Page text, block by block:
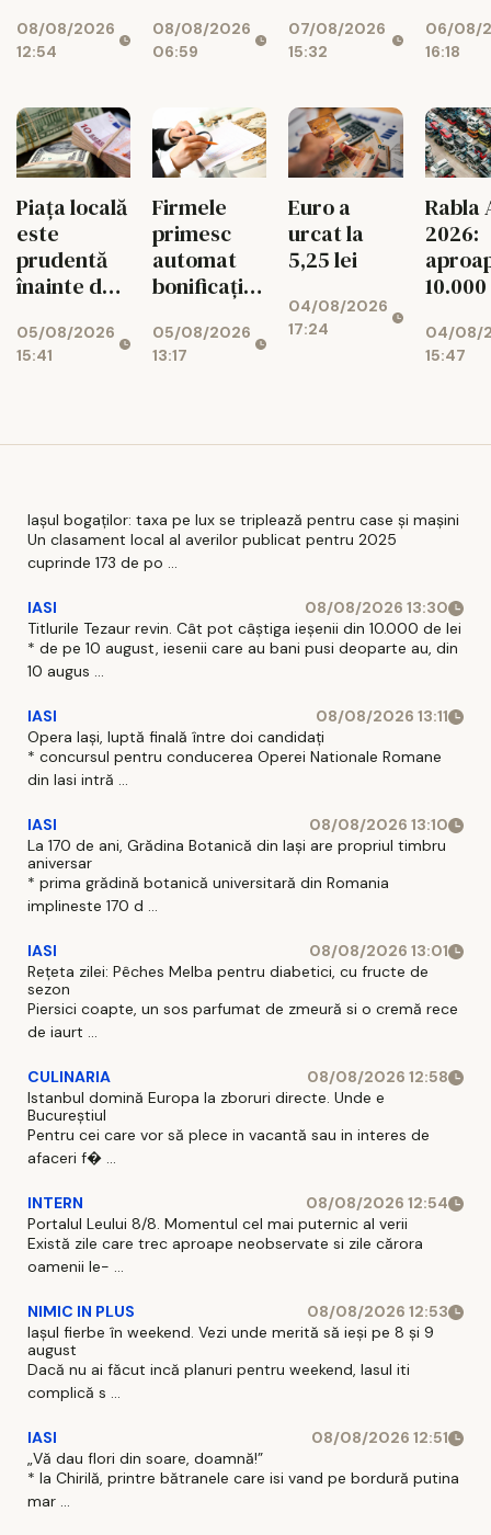
Unde e
Bucureștiul
08/08/2026
12:54
cu
superstiții
08/08/2026
06:59
UE au
scăzut cu
07/08/2026
15:32
06/08/
16:18
Piața locală
este
prudentă
înainte de
Moody's
05/08/2026
15:41
Firmele
primesc
automat
bonificația
impozit
05/08/2026
13:17
Euro a
urcat la
5,25 lei
04/08/2026
17:24
Rabla
2026:
04/08/
15:47
Iașul bogaților: taxa pe lux se triplează pentru case și mașini
Un clasament local al averilor publicat pentru 2025
cuprinde 173 de po ...
IASI
08/08/2026 13:30
Titlurile Tezaur revin. Cât pot câștiga ieșenii din 10.000 de lei
* de pe 10 august, iesenii care au bani pusi deoparte au, din
10 augus ...
IASI
08/08/2026 13:11
Opera Iași, luptă finală între doi candidați
* concursul pentru conducerea Operei Nationale Romane
din Iasi intră ...
IASI
08/08/2026 13:10
La 170 de ani, Grădina Botanică din Iași are propriul timbru
aniversar
* prima grădină botanică universitară din Romania
implineste 170 d ...
IASI
08/08/2026 13:01
Rețeta zilei: Pêches Melba pentru diabetici, cu fructe de
sezon
Piersici coapte, un sos parfumat de zmeură si o cremă rece
de iaurt ...
CULINARIA
08/08/2026 12:58
Istanbul domină Europa la zboruri directe. Unde e
Bucureștiul
Pentru cei care vor să plece in vacantă sau in interes de
afaceri f� ...
INTERN
08/08/2026 12:54
Portalul Leului 8/8. Momentul cel mai puternic al verii
Există zile care trec aproape neobservate si zile cărora
oamenii le- ...
NIMIC IN PLUS
08/08/2026 12:53
Iașul fierbe în weekend. Vezi unde merită să ieși pe 8 și 9
august
Dacă nu ai făcut incă planuri pentru weekend, Iasul iti
complică s ...
IASI
08/08/2026 12:51
„Vă dau flori din soare, doamnă!”
* la Chirilă, printre bătranele care isi vand pe bordură putina
mar ...